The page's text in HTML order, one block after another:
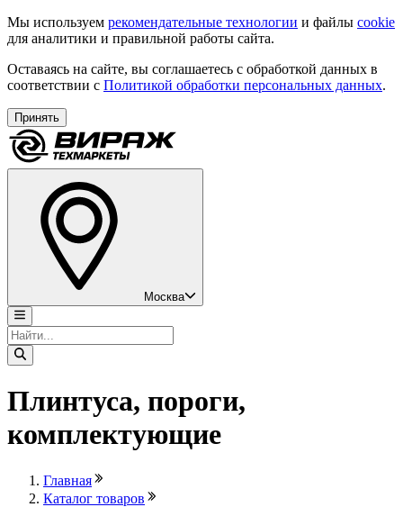
Мы используем рекомендательные технологии и файлы cookie
для аналитики и правильной работы сайта.
Оставаясь на сайте, вы соглашаетесь с обработкой данных в
соответствии с Политикой обработки персональных данных.
Принять
Москва
Плинтуса, пороги,
комплектующие
Главная
Каталог товаров